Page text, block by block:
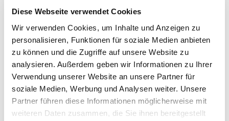
Diese Webseite verwendet Cookies
Wir verwenden Cookies, um Inhalte und Anzeigen zu
personalisieren, Funktionen für soziale Medien anbieten
zu können und die Zugriffe auf unsere Website zu
analysieren. Außerdem geben wir Informationen zu Ihrer
Verwendung unserer Website an unsere Partner für
soziale Medien, Werbung und Analysen weiter. Unsere
Partner führen diese Informationen möglicherweise mit
weiteren Daten zusammen, die Sie ihnen bereitgestellt
Hersteller/Importeur
Ahrens+Sieberz GmbH &
Co KG
Hauptstr. 440
53721 Siegburg
E-Mail: info@as-garten.de